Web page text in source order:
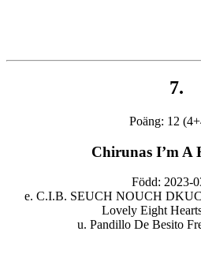
7.
Poäng: 12
Chirunas I’m A
Född: 2023-
e. C.I.B. SEUCH NOUCH
Lovely Eight
u. Pandillo De Besito